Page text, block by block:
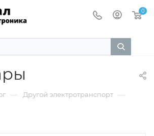
0
— Другой электротранспорт —